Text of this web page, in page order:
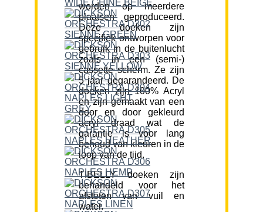
worden op meerdere
plaatsen geproduceerd.
Deze doeken zijn
specifiek ontworpen voor
gebruik in de buitenlucht
zoals in een (semi-)
cassette scherm. Ze zijn
5 jaar gegarandeerd. De
doeken zijn 100% Acryl
en zijn gemaakt van een
door en door gekleurd
acryl draad wat de
garantie is voor lang
behoud van kleuren in de
loop van de tijd.
TIBELLY doeken zijn
behandeld voor het
afstoten van vuil en
water.